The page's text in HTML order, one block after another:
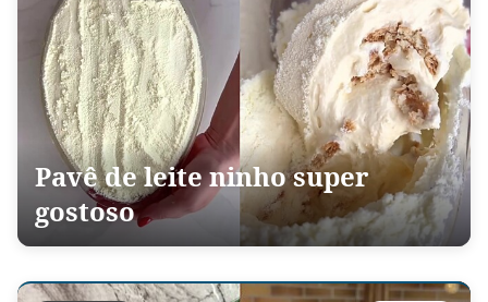
Pavê de leite ninho super
gostoso